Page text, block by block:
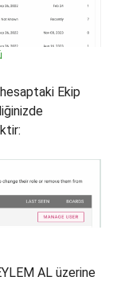
Ekip
AL üzerine